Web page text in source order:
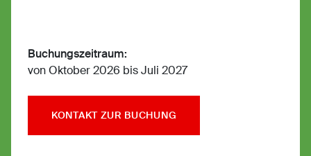
Buchungszeitraum:
von Oktober 2026 bis Juli 2027
KONTAKT ZUR BUCHUNG